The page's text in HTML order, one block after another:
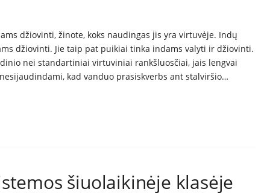
džiovinti, žinote, koks naudingas jis yra virtuvėje. Indų
džiovinti. Jie taip pat puikiai tinka indams valyti ir džiovinti.
nei standartiniai virtuviniai rankšluosčiai, jais lengvai
kad vanduo prasiskverbs ant stalviršio…
šiuolaikinėje klasėje